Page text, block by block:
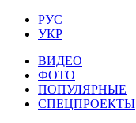
РУС
УКР
ВИДЕО
ФОТО
ПОПУЛЯРНЫЕ
СПЕЦПРОЕКТЫ